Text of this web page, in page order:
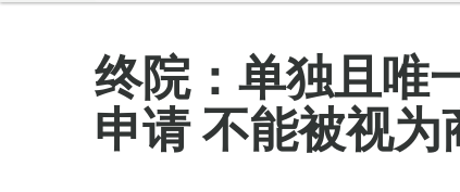
终院：单独且唯
申请 不能被视